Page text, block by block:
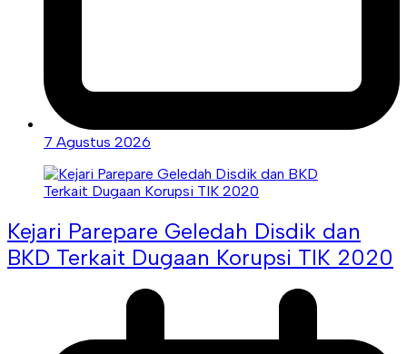
7 Agustus 2026
Kejari Parepare Geledah Disdik dan
BKD Terkait Dugaan Korupsi TIK 2020